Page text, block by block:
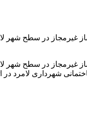
در سطح شهر
در سطح شهر